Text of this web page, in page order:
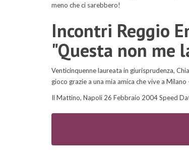
meno che ci sarebbero!
Incontri Reggio
"Questa non me
Venticinquenne laureata in giurisprudenza,
gioco grazie a una mia amica che vive a
Il Mattino, Napoli 26 Febbraio 2004 Speed